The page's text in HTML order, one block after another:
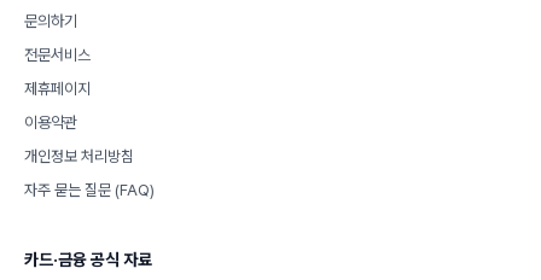
문의하기
전문서비스
제휴페이지
이용약관
개인정보 처리방침
자주 묻는 질문 (FAQ)
카드·금융 공식 자료